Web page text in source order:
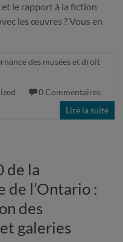
le rapport à la fiction
les œuvres ? Vous en
des musées et droit
0 Commentaires
Lire la suite
de la
l’Ontario :
des
galeries